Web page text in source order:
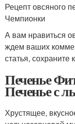
Рецепт овсяного
Чемпионки
А вам нравиться
ждем ваших
статья, сохраните
Печенье
Печенье с
Хрустящее,